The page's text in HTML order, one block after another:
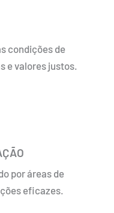
condições de
e valores justos.
por áreas de
eficazes.